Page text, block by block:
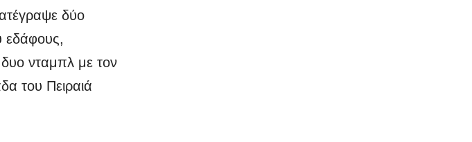
δύο
εδάφους,
νταμπλ με τον
του Πειραιά